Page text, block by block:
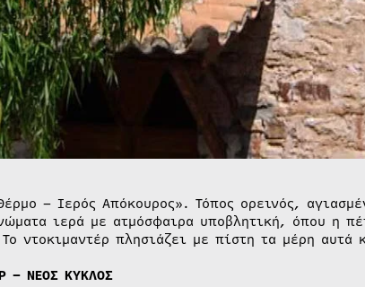
– Ιερός Απόκουρος». Τόπος ορεινός,
ιερά με ατμόσφαιρα υποβλητική, όπου η
ντοκιμαντέρ πλησιάζει με πίστη τα μέρη αυτά
– ΝΕΟΣ ΚΥΚΛΟΣ